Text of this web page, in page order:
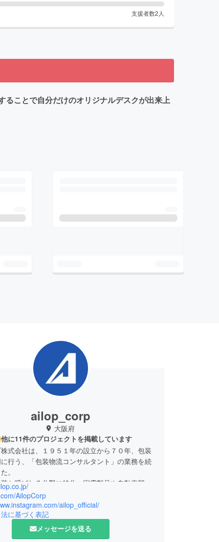
支援者数2 人
ることで自分だけのオリジナルデスクが出来上
ailop_corp
大阪府
他に11件のプロジェクトを掲載しています
式会社は、１９５１年の設立から７０年、包装
行う、「包装物流コンサルタント」の業務を続
。
と呼ばれる分野に特化。家電製品や自動車部品
の梱包用包装資材がメインのビジネスです。そ
ルの特長を活かした軽くて丈夫な構造物の設計
おります。
技術者が中心となり、工業包装での経験を活か
AilopCorp
ailop_official/
に基づく表記
メッセージを送る